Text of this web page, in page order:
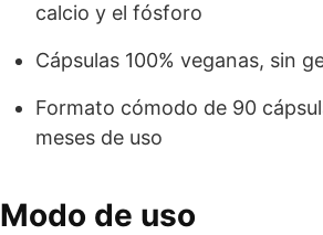
calcio y el fósforo
Cápsulas 100% veganas, sin
Formato cómodo de 90
meses de uso
Modo de uso